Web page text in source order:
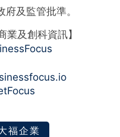
及監管批準。
業及創科資訊】
福企業